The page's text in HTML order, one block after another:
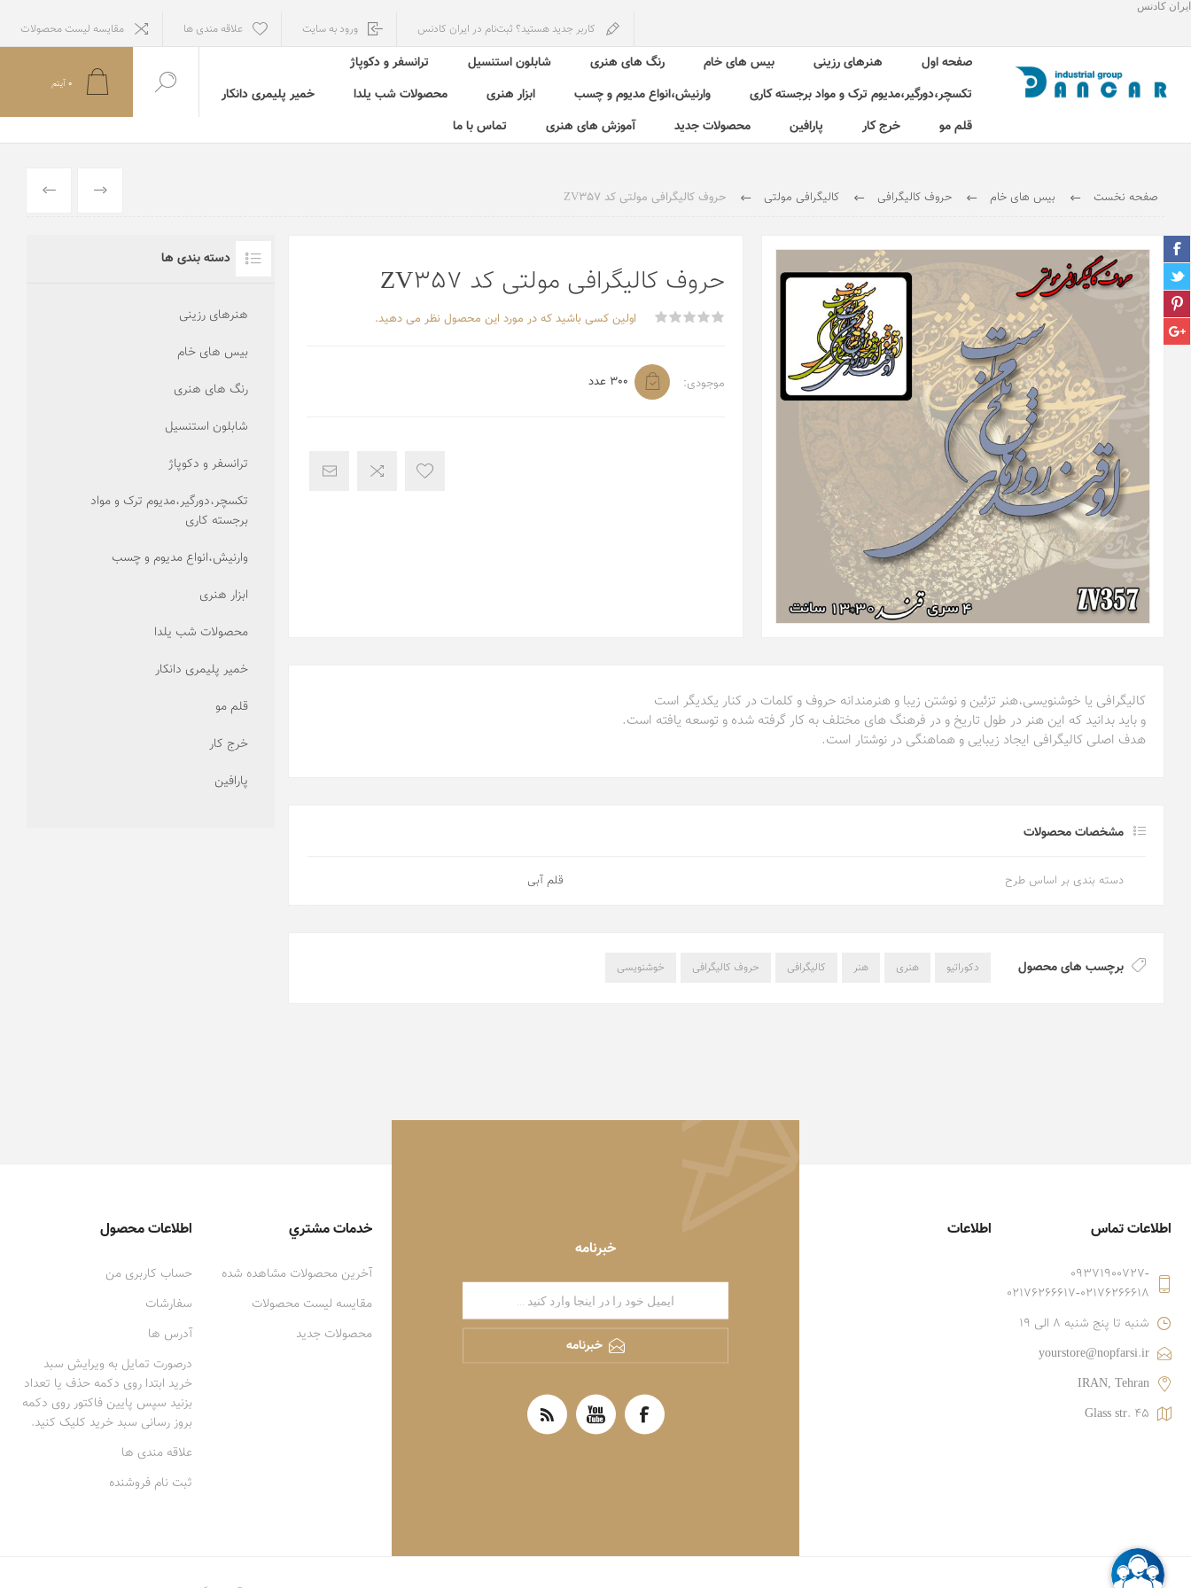
ایران کادنس
کاربر جدید هستید؟ ثبت‌نام در ایران کادنس ورود به سایت علاقه مندی ها مقایسه لیست محصولات
صفحه اول هنرهای رزینی بیس های خام رنگ های هنری شابلون استنسیل
ترانسفر و دکوپاژ
تکسچر،دورگیر،مدیوم ترک و مواد برجسته کاری
وارنیش،انواع مدیوم و چسب ابزار هنری محصولات شب یلدا
خمیر پلیمری دانکار
قلم مو
خرج کار پارافین محصولات جدید آموزش های هنری تماس با ما
0 آيتم
صفحه نخست بیس های خام حروف کالیگرافی کالیگرافی مولتی حروف کالیگرافی مولتی کد ZV357 بعدي
حروف کالیگرافی مولتی کد ZV357
اولین کسی باشید که در مورد این محصول نظر می دهید.
موجودی: 300 عدد
کالیگرافی یا خوشنویسی،هنر تزئین و نوشتن زیبا و هنرمندانه حروف و کلمات در کنار یکدیگر است
و باید بدانید که این هنر در طول تاریخ و در فرهنگ های مختلف به کار گرفته شده و توسعه یافته است.
هدف اصلی کالیگرافی ایجاد زیبایی و هماهنگی در نوشتار است.
مشخصات محصولات
دسته بندی بر اساس طرح قلم آبی
برچسب های محصول دکوراتیو هنری هنر کالیگرافی حروف کالیگرافی خوشنویسی
دسته بندی ها
هنرهای رزینی
بیس های خام
رنگ های هنری
شابلون استنسیل
ترانسفر و دکوپاژ
تکسچر،دورگیر،مدیوم ترک و مواد
برجسته کاری
وارنیش،انواع مدیوم و چسب
ابزار هنری
محصولات شب یلدا
خمیر پلیمری دانکار
قلم مو
خرج کار
پارافین
خبرنامه
خبرنامه
اطلاعات تماس
09371900727-
02176266617-02176266618
شنبه تا پنج شنبه 8 الی 19
yourstore@nopfarsi.ir
IRAN, Tehran
Glass str. 45
اطلاعات خدمات مشتري
آخرین محصولات مشاهده شده
مقایسه لیست محصولات
محصولات جدید
اطلاعات محصول
حساب کاربری من
سفارشات
آدرس ها
درصورت تمایل به ویرایش سبد
خرید ابتدا روی دکمه حذف یا تعداد
بزنید سپس پایین فاکتور روی دکمه
بروز رسانی سبد خرید کلیک کنید.
علاقه مندی ها
ثبت نام فروشنده